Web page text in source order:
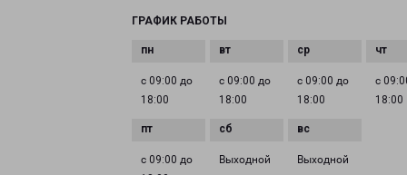
ГРАФИК РАБОТЫ
с 09:00 до
18:00
с 09:00 до
18:00
с 09:00 до
18:00
с
18:00
с 09:00 до
Выходной Выходной